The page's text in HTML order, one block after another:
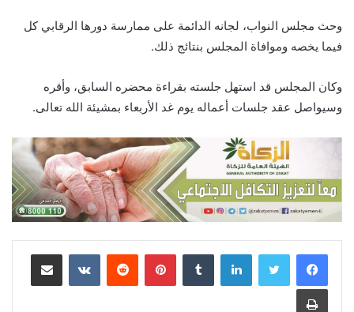
وحث مجلس النواب، لجانه الدائمة على ممارسة دورها الرقابي كل
فيما يخصه وموافاة المجلس بنتائج ذلك.
وكان المجلس قد استهل جلسته بقراءة محضره السابق، وأقره
وسيواصل عقد جلسات أعماله يوم غد الأربعاء بمشيئة الله تعالى.
لينكدإن بينتيريست